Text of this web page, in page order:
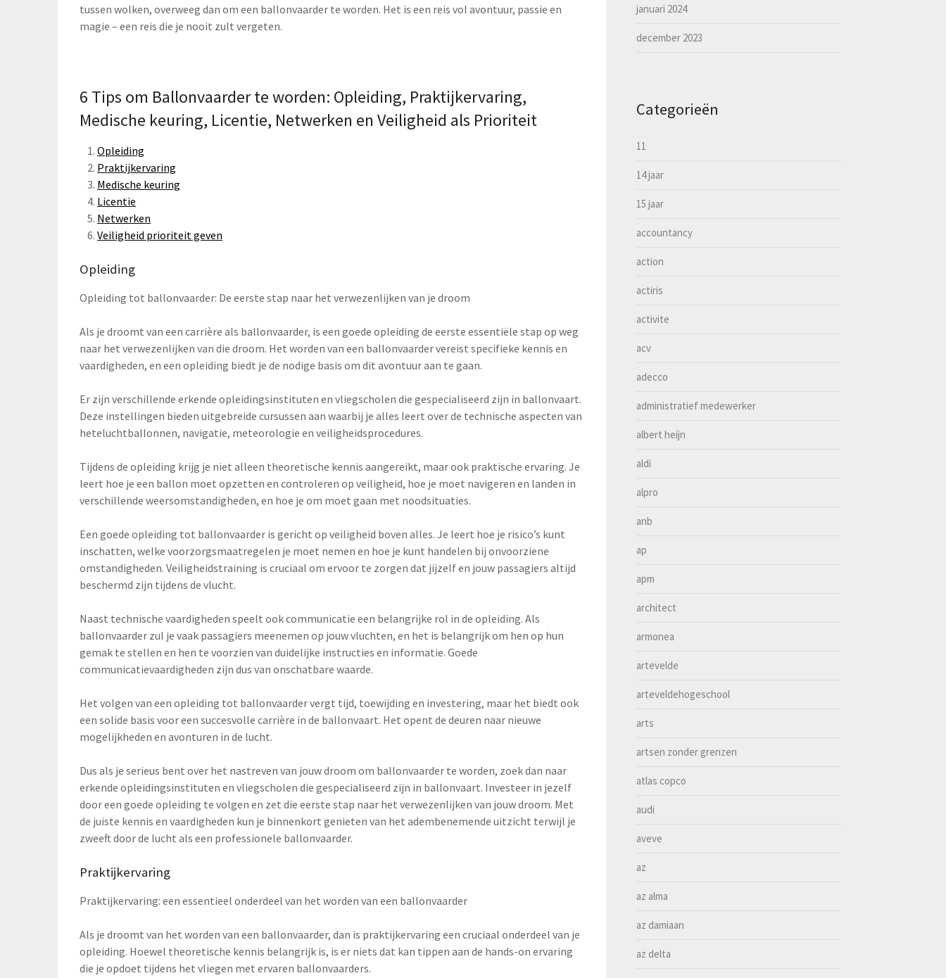
tussen wolken, overweeg dan om een ballonvaarder te worden. Het is een reis vol avontuur, passie en
magie – een reis die je nooit zult vergeten.
6 Tips om Ballonvaarder te worden: Opleiding, Praktijkervaring,
Medische keuring, Licentie, Netwerken en Veiligheid als Prioriteit
Opleiding
Praktijkervaring
Medische keuring
Licentie
Netwerken
Veiligheid prioriteit geven
Opleiding
Opleiding tot ballonvaarder: De eerste stap naar het verwezenlijken van je droom
Als je droomt van een carrière als ballonvaarder, is een goede opleiding de eerste essentiële stap op weg
naar het verwezenlijken van die droom. Het worden van een ballonvaarder vereist specifieke kennis en
vaardigheden, en een opleiding biedt je de nodige basis om dit avontuur aan te gaan.
Er zijn verschillende erkende opleidingsinstituten en vliegscholen die gespecialiseerd zijn in ballonvaart.
Deze instellingen bieden uitgebreide cursussen aan waarbij je alles leert over de technische aspecten van
heteluchtballonnen, navigatie, meteorologie en veiligheidsprocedures.
Tijdens de opleiding krijg je niet alleen theoretische kennis aangereikt, maar ook praktische ervaring. Je
leert hoe je een ballon moet opzetten en controleren op veiligheid, hoe je moet navigeren en landen in
verschillende weersomstandigheden, en hoe je om moet gaan met noodsituaties.
Een goede opleiding tot ballonvaarder is gericht op veiligheid boven alles. Je leert hoe je risico’s kunt
inschatten, welke voorzorgsmaatregelen je moet nemen en hoe je kunt handelen bij onvoorziene
omstandigheden. Veiligheidstraining is cruciaal om ervoor te zorgen dat jijzelf en jouw passagiers altijd
beschermd zijn tijdens de vlucht.
Naast technische vaardigheden speelt ook communicatie een belangrijke rol in de opleiding. Als
ballonvaarder zul je vaak passagiers meenemen op jouw vluchten, en het is belangrijk om hen op hun
gemak te stellen en hen te voorzien van duidelijke instructies en informatie. Goede
communicatievaardigheden zijn dus van onschatbare waarde.
Het volgen van een opleiding tot ballonvaarder vergt tijd, toewijding en investering, maar het biedt ook
een solide basis voor een succesvolle carrière in de ballonvaart. Het opent de deuren naar nieuwe
mogelijkheden en avonturen in de lucht.
Dus als je serieus bent over het nastreven van jouw droom om ballonvaarder te worden, zoek dan naar
erkende opleidingsinstituten en vliegscholen die gespecialiseerd zijn in ballonvaart. Investeer in jezelf
door een goede opleiding te volgen en zet die eerste stap naar het verwezenlijken van jouw droom. Met
de juiste kennis en vaardigheden kun je binnenkort genieten van het adembenemende uitzicht terwijl je
zweeft door de lucht als een professionele ballonvaarder.
Praktijkervaring
Praktijkervaring: een essentieel onderdeel van het worden van een ballonvaarder
Als je droomt van het worden van een ballonvaarder, dan is praktijkervaring een cruciaal onderdeel van je
opleiding. Hoewel theoretische kennis belangrijk is, is er niets dat kan tippen aan de hands-on ervaring
die je opdoet tijdens het vliegen met ervaren ballonvaarders.
januari 2024
december 2023
Categorieën
11
14 jaar
15 jaar
accountancy
action
actiris
activite
acv
adecco
administratief medewerker
albert heijn
aldi
alpro
anb
ap
apm
architect
armonea
artevelde
arteveldehogeschool
arts
artsen zonder grenzen
atlas copco
audi
aveve
az
az alma
az damiaan
az delta